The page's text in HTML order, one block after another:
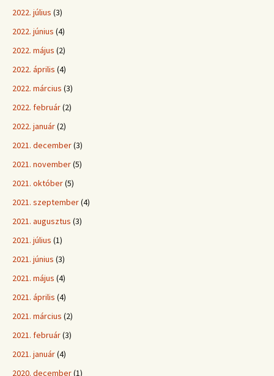
2022. július (3)
2022. június (4)
2022. május (2)
2022. április (4)
2022. március (3)
2022. február(2)
2022. január(2)
2021. december(3)
2021. november(5)
2021. október(5)
2021. szeptember(4)
2021. augusztus (3)
2021. július (1)
2021. június (3)
2021. május (4)
2021. április (4)
2021. március (2)
2021. február(3)
2021. január(4)
2020. december(1)